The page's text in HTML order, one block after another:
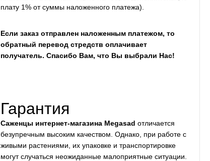
плату 1% от суммы наложенного платежа).
Если заказ отправлен наложенным платежом, то
обратный перевод стредств оплачивает
получатель. Спасибо Вам, что Вы выбрали Нас!
Гарантия
Саженцы интернет-магазина Megasad отличается
безупречным высоким качеством. Однако, при работе с
живыми растениями, их упаковке и транспортировке
могут случаться неожиданные малоприятные ситуации.